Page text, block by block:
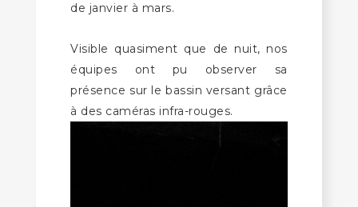
de janvier à mars.
Visible quasiment que de nuit, nos
équipes ont pu observer sa
présence sur le bassin versant grâce
à des caméras infra-rouges.